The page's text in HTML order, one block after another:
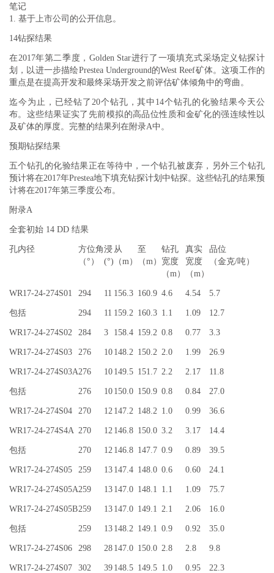
笔记
1. 基于上市公司的公开信息。
14钻探结果
在2017年第二季度，Golden Star进行了一项填充式采场定义钻探计
划，以进一步描绘Prestea Underground的West Reef矿体。这项工作的
重点是在提高开发和最终采场开发之前评估矿体倾角中的弯曲。
迄今为止，已经钻了20个钻孔，其中14个钻孔的化验结果今天公
布。这些结果证实了先前模拟的高品位性质和金矿化的强连续性以
及矿体的厚度。完整的结果列在附录A中。
预期钻探结果
五个钻孔的化验结果正在等待中，一个钻孔被废弃，另外三个钻孔
预计将在2017年Prestea地下填充钻探计划中钻探。这些钻孔的结果预
计将在2017年第三季度公布。
附录A
全套初始 14 DD 结果
孔内径
方位角
（°）
浸
(°)
从
（m）
至
（m）
钻孔
宽度
（m）
真实
宽度
（m）
品位
（金克/吨）
WR17-24-274S01 294 11 156.3 160.9 4.6 4.54 5.7
包括 294 11 159.2 160.3 1.1 1.09 12.7
WR17-24-274S02 284 3 158.4 159.2 0.8 0.77 3.3
WR17-24-274S03 276 10 148.2 150.2 2.0 1.99 26.9
WR17-24-274S03A276 10 149.5 151.7 2.2 2.17 11.8
包括 276 10 150.0 150.9 0.8 0.84 27.0
WR17-24-274S04 270 12 147.2 148.2 1.0 0.99 36.6
WR17-24-274S4A 270 12 146.8 150.0 3.2 3.17 14.4
包括 270 12 146.8 147.7 0.9 0.89 39.5
WR17-24-274S05 259 13 147.4 148.0 0.6 0.60 24.1
WR17-24-274S05A259 13 147.0 148.1 1.1 1.09 75.7
WR17-24-274S05B259 13 147.0 149.1 2.1 2.06 16.0
包括 259 13 148.2 149.1 0.9 0.92 35.0
WR17-24-274S06 298 28 147.0 150.0 2.8 2.8 9.8
WR17-24-274S07 302 39 148.5 149.5 1.0 0.95 22.3